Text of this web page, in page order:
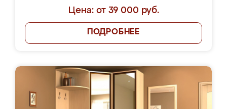
Цена: от 39 000 руб.
ПОДРОБНЕЕ